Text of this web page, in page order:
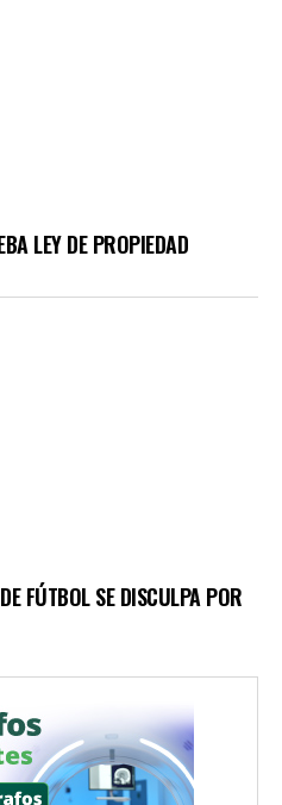
LEY DE PROPIEDAD
FÚTBOL SE DISCULPA POR